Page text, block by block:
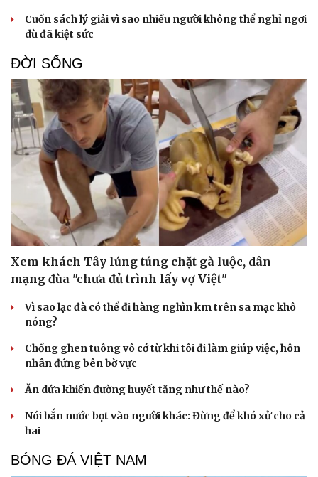
Dinh dưỡng - món ngon
Cây thuốc
Sản phụ khoa
Nam khoa
Làm đẹp - giảm cân
Ăn sạch sống khỏe
Đời sống
Nhà đẹp
Blog
Cuốn sách lý giải vì sao nhiều người không thể nghỉ ngơi
dù đã kiệt sức
ĐỜI SỐNG
Xem khách Tây lúng túng chặt gà luộc, dân
mạng đùa "chưa đủ trình lấy vợ Việt"
Vì sao lạc đà có thể đi hàng nghìn km trên sa mạc khô
nóng?
Chồng ghen tuông vô cớ từ khi tôi đi làm giúp việc, hôn
nhân đứng bên bờ vực
Ăn dứa khiến đường huyết tăng như thế nào?
Nói bắn nước bọt vào người khác: Đừng để khó xử cho cả
hai
BÓNG ĐÁ VIỆT NAM